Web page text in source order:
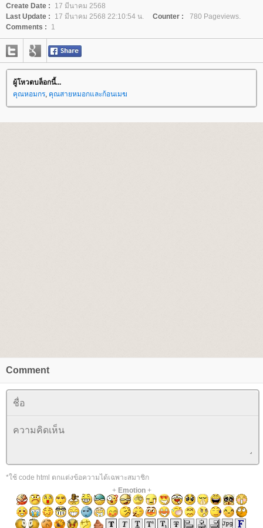
Create Date :
17 มีนาคม 2568
Last Update :
17 มีนาคม 2568 22:10:54 น. Counter :
780 Pageviews.
Comments :
1
ผู้โหวตบล็อกนี้...
คุณหอมกร คุณสายหมอกและก้อนเมฆ
Comment
*ใช้ code html ตกแต่งข้อความได้เฉพาะสมาชิก
+ Emotion+